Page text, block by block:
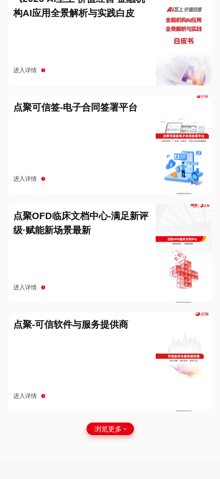
构AI应用全景解析与实践白皮
进入详情
点聚可信签-电子合同签署平台
进入详情
点聚OFD临床文档中心-满足新评
级·赋能新场景最新
进入详情
点聚-可信软件与服务提供商
进入详情
浏览更多